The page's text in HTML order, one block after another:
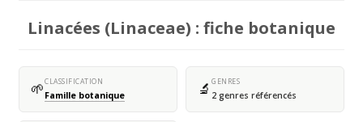
Linacées (Linaceae) : fiche botanique
🌱CLASSIFICATION
Famille botanique 🔬 GENRES
2 genres référencés